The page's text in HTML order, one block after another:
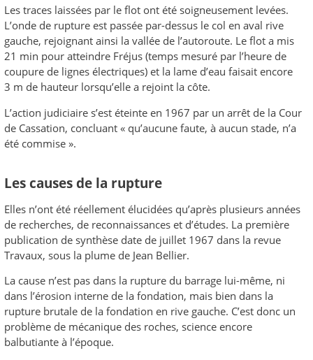
Les traces laissées par le flot ont été soigneusement levées.
L’onde de rupture est passée par-dessus le col en aval rive
gauche, rejoignant ainsi la vallée de l’autoroute. Le flot a mis
21 min pour atteindre Fréjus (temps mesuré par l’heure de
coupure de lignes électriques) et la lame d’eau faisait encore
3 m de hauteur lorsqu’elle a rejoint la côte.
L’action judiciaire s’est éteinte en 1967 par un arrêt de la Cour
de Cassation, concluant « qu’aucune faute, à aucun stade, n’a
été commise ».
Les causes de la rupture
Elles n’ont été réellement élucidées qu’après plusieurs années
de recherches, de reconnaissances et d’études. La première
publication de synthèse date de juillet 1967 dans la revue
Travaux, sous la plume de Jean Bellier.
La cause n’est pas dans la rupture du barrage lui-même, ni
dans l’érosion interne de la fondation, mais bien dans la
rupture brutale de la fondation en rive gauche. C’est donc un
problème de mécanique des roches, science encore
balbutiante à l’époque.